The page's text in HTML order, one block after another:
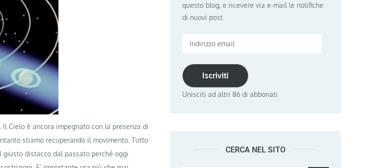
Cielo è ancora impegnato con la presenza di
stiamo recuperando il movimento. Tutto
distacco dal passato perché oggi
questo blog, e ricevere via e-mail le notifiche
di nuovi post.
Indirizzo
Iscriviti
Unisciti ad altri 86 di abbonati
CERCA NEL SITO